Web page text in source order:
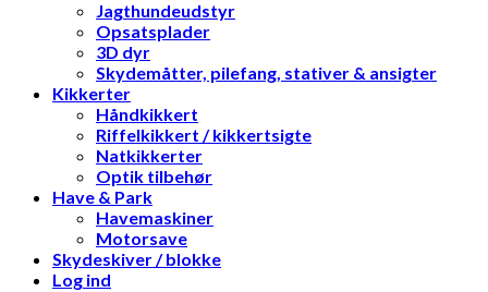
Jagthundeudstyr
Opsatsplader
3D dyr
Skydemåtter, pilefang, stativer & ansigter
Kikkerter
Håndkikkert
Riffelkikkert / kikkertsigte
Natkikkerter
Optik tilbehør
Have & Park
Havemaskiner
Motorsave
Skydeskiver / blokke
Log ind